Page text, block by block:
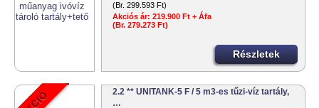
(Br. 299.593 Ft)
Akciós ár: 219.900 Ft + Áfa
(Br. 279.273 Ft)
Részletek
2.2 ** UNITANK-5 F / 5 m3-es tűzi-víz tartály,
…